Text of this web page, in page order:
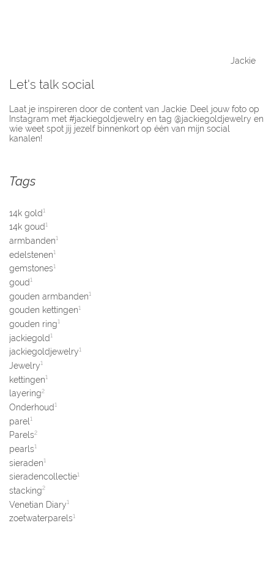
Jackie
Let's talk social
Laat je inspireren door de content van Jackie. Deel jouw foto op
Instagram met #jackiegoldjewelry en tag @jackiegoldjewelry en
wie weet spot jij jezelf binnenkort op één van mijn social
kanalen!
Tags
14k gold1
14k goud1
armbanden1
edelstenen1
gemstones1
goud1
gouden armbanden1
gouden kettingen1
gouden ring1
jackiegold1
jackiegoldjewelry1
Jewelry1
kettingen1
layering2
Onderhoud1
parel1
Parels2
pearls1
sieraden1
sieradencollectie1
stacking2
Venetian Diary1
zoetwaterparels1